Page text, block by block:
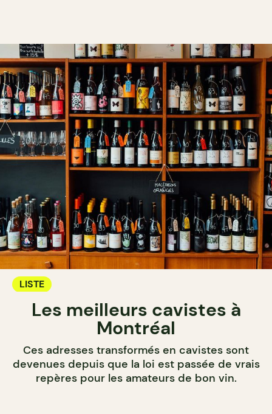
LISTE
Les meilleurs cavistes à
Montréal
Ces adresses transformés en cavistes sont
devenues depuis que la loi est passée de vrais
repères pour les amateurs de bon vin.